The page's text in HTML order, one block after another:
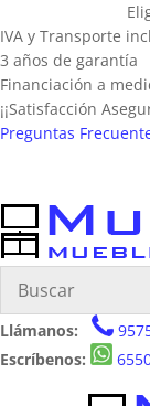
IVA y Transporte
3 años de garantía
Financiación a
¡¡Satisfacción
Preguntas
Llámanos:
Escríbenos: